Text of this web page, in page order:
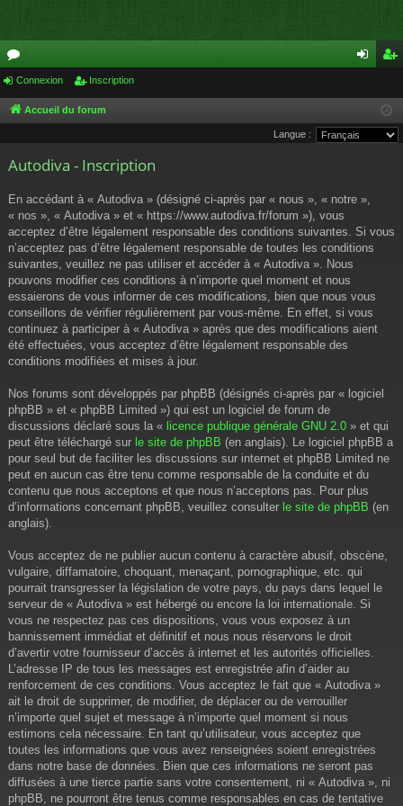
or
u
s
cri
pti
Connexion Inscription
Accueil du forum
Langue :
Autodiva - Inscription
En accédant à « Autodiva » (désigné ci-après par « nous », « notre »,
« nos », « Autodiva » et « https://www.autodiva.fr/forum »), vous
acceptez d’être légalement responsable des conditions suivantes. Si vous
n’acceptez pas d’être légalement responsable de toutes les conditions
suivantes, veuillez ne pas utiliser et accéder à « Autodiva ». Nous
pouvons modifier ces conditions à n’importe quel moment et nous
essaierons de vous informer de ces modifications, bien que nous vous
conseillons de vérifier régulièrement par vous-même. En effet, si vous
continuez à participer à « Autodiva » après que des modifications aient
été effectuées, vous acceptez d’être légalement responsable des
conditions modifiées et mises à jour.
Nos forums sont développés par phpBB (désignés ci-après par « logiciel
phpBB » et « phpBB Limited ») qui est un logiciel de forum de
discussions déclaré sous la « licence publique générale GNU 2.0 » et qui
peut être téléchargé sur le site de phpBB (en anglais). Le logiciel phpBB a
pour seul but de faciliter les discussions sur internet et phpBB Limited ne
peut en aucun cas être tenu comme responsable de la conduite et du
contenu que nous acceptons et que nous n’acceptons pas. Pour plus
d’informations concernant phpBB, veuillez consulter le site de phpBB (en
anglais).
Vous acceptez de ne publier aucun contenu à caractère abusif, obscène,
vulgaire, diffamatoire, choquant, menaçant, pornographique, etc. qui
pourrait transgresser la législation de votre pays, du pays dans lequel le
serveur de « Autodiva » est hébergé ou encore la loi internationale. Si
vous ne respectez pas ces dispositions, vous vous exposez à un
bannissement immédiat et définitif et nous nous réservons le droit
d’avertir votre fournisseur d’accès à internet et les autorités officielles.
L’adresse IP de tous les messages est enregistrée afin d’aider au
renforcement de ces conditions. Vous acceptez le fait que « Autodiva »
ait le droit de supprimer, de modifier, de déplacer ou de verrouiller
n’importe quel sujet et message à n’importe quel moment si nous
estimons cela nécessaire. En tant qu’utilisateur, vous acceptez que
toutes les informations que vous avez renseignées soient enregistrées
dans notre base de données. Bien que ces informations ne seront pas
diffusées à une tierce partie sans votre consentement, ni « Autodiva », ni
phpBB, ne pourront être tenus comme responsables en cas de tentative